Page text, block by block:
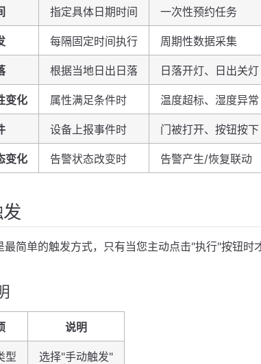
指定具体日期时间 一次性预约任务
每隔固定时间执行 周期性数据采集
根据当地日出日落 日落开灯、日出关灯
变化 属性满足条件时 温度超标、湿度异常
设备上报事件时 门被打开、按钮按下
变化 告警状态改变时 告警产生/恢复联动
最简单的触发方式，只有当您主动点击"执行"按钮时
说明
型 选择"手动触发"